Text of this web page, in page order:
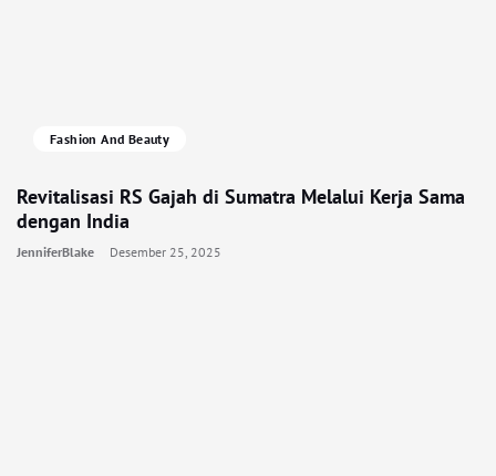
Fashion And Beauty
Revitalisasi RS Gajah di Sumatra Melalui Kerja Sama
dengan India
JenniferBlake Desember 25, 2025